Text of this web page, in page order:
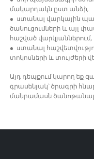
մակարդակն ըստ անձի,
● ստանալ վարկային
ծանուցումների և այլ
հաշված վարկյաններում,
● ստանալ
տոկոսների և տույժերի
Այդ դեպքում կարող եք
գրասենյակ՝ ծրագրի
մանրամասն